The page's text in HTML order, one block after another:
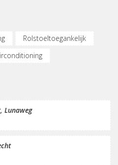
Rolstoeltoegankelijk
Lunaweg